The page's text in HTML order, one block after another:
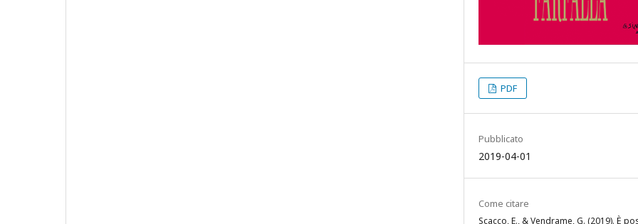
PDF
Pubblicato
2019-04-01
Come citare
Scacco, E., & Vendrame, G. (2019). Ѐ